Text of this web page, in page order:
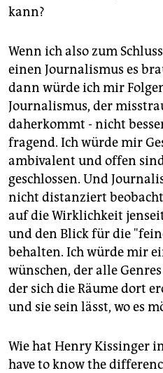
kann?
Wenn ich also zum
einen Journalismus es
dann würde ich mir
Journalismus, der
daherkommt - nicht
fragend. Ich würde mir
ambivalent und offen
geschlossen. Und
nicht distanziert
auf die Wirklichkeit
und den Blick für die
behalten. Ich würde mir
wünschen, der alle
der sich die Räume dort
und sie sein lässt, wo es
Wie hat Henry Kissinger
have to know the